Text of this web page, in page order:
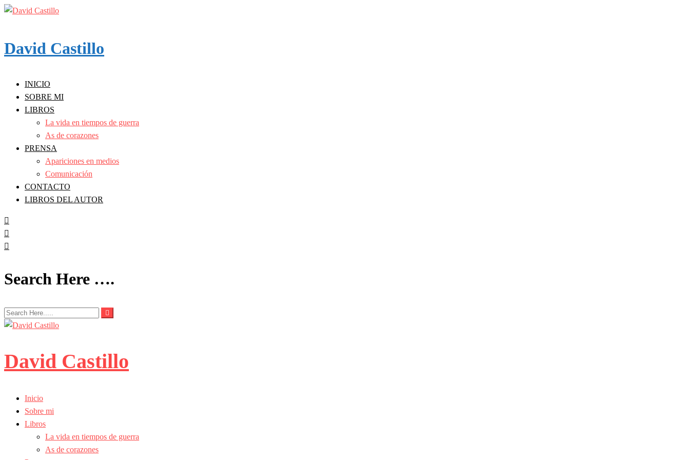
Skip
David Castillo
INICIO
SOBRE MI
LIBROS
La vida en tiempos de guerra
As de corazones
PRENSA
Apariciones en medios
Comunicación
CONTACTO
LIBROS DEL AUTOR
Search Here ….
David Castillo
Inicio
Sobre mi
Libros
La vida en tiempos de guerra
As de corazones